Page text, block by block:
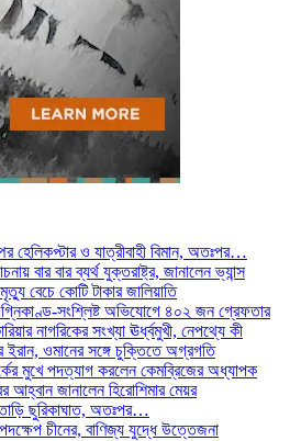
হেলিকপ্টার ও যাত্রীবাহী বিমান, অতঃপর…
বার বার ব্যর্থ যুক্তরাষ্ট্র, জানালেন ভ্যান্স
বেচে কোটি টাকার জালিয়াতি
সংশ্লিষ্ট অভিযোগে ৪০২ জন গ্রেফতার
নাগরিকের সংখ্যা ঊর্ধ্বমুখী, নেপথ্যে কী
ইরান, ওমানের সঙ্গে চুক্তিতে অগ্রগতি
মুখে পদত্যাগ করলেন কেমব্রিজের অধ্যাপক
আহ্বান জানালেন হিরোশিমার মেয়র
ছুরিকাঘাত, অতঃপর…
পদক্ষেপ চীনের, বাণিজ্য যুদ্ধে ‍উত্তেজনা